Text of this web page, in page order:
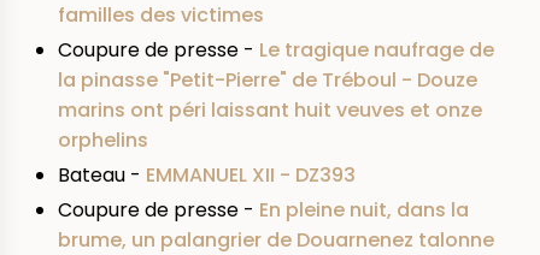
familles des victimes
Coupure de presse - Le tragique naufrage de
la pinasse "Petit-Pierre" de Tréboul - Douze
marins ont péri laissant huit veuves et onze
orphelins
Bateau - EMMANUEL XII - DZ393
Coupure de presse - En pleine nuit, dans la
brume, un palangrier de Douarnenez talonne